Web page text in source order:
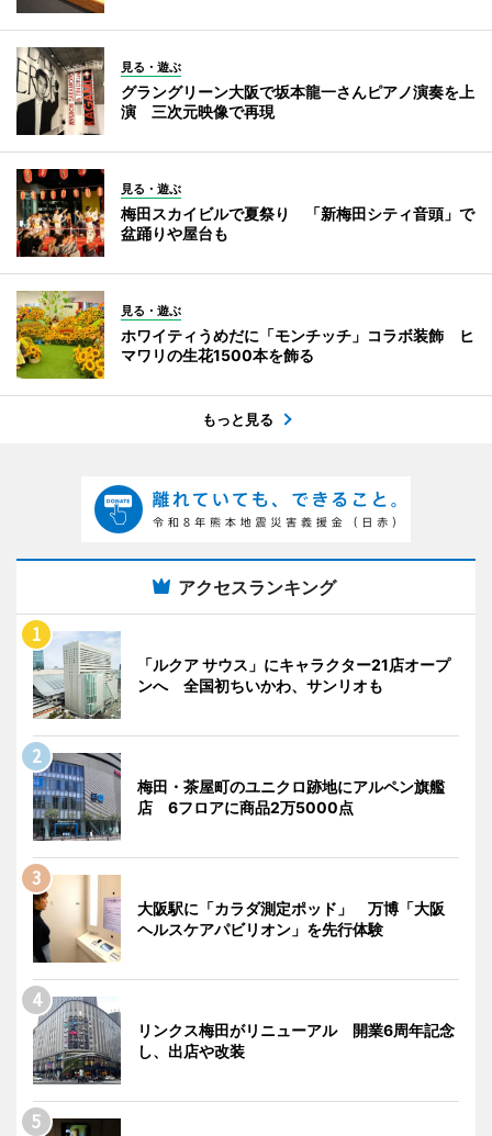
見る・遊ぶ
グラングリーン大阪で坂本龍一さんピアノ演奏を上
演 三次元映像で再現
見る・遊ぶ
梅田スカイビルで夏祭り 「新梅田シティ音頭」で
盆踊りや屋台も
見る・遊ぶ
ホワイティうめだに「モンチッチ」コラボ装飾 ヒ
マワリの生花1500本を飾る
もっと見る
アクセスランキング
「ルクア サウス」にキャラクター21店オープ
ンへ 全国初ちいかわ、サンリオも
梅田・茶屋町のユニクロ跡地にアルペン旗艦
店 6フロアに商品2万5000点
大阪駅に「カラダ測定ポッド」 万博「大阪
ヘルスケアパビリオン」を先行体験
リンクス梅田がリニューアル 開業6周年記念
し、出店や改装